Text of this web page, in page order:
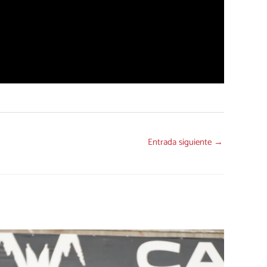
Entrada siguiente →